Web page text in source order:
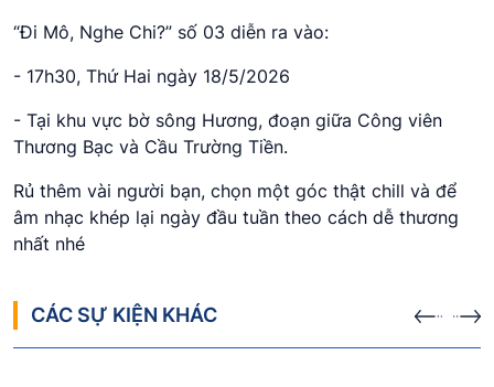
“Đi Mô, Nghe Chi?” số 03 diễn ra vào:
- 17h30, Thứ Hai ngày 18/5/2026
- Tại khu vực bờ sông Hương, đoạn giữa Công viên
Thương Bạc và Cầu Trường Tiền.
Rủ thêm vài người bạn, chọn một góc thật chill và để
âm nhạc khép lại ngày đầu tuần theo cách dễ thương
nhất nhé
CÁC SỰ KIỆN KHÁC
Sự kiện sắp diễn ra Sự kiện